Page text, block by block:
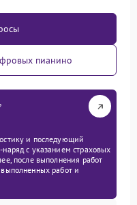
пианино
и последующий
с указанием страховых
после выполнения работ
работ и